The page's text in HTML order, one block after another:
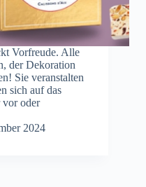
Vorfreude. Alle
der Dekoration
Sie veranstalten
sich auf das
vor oder
2024